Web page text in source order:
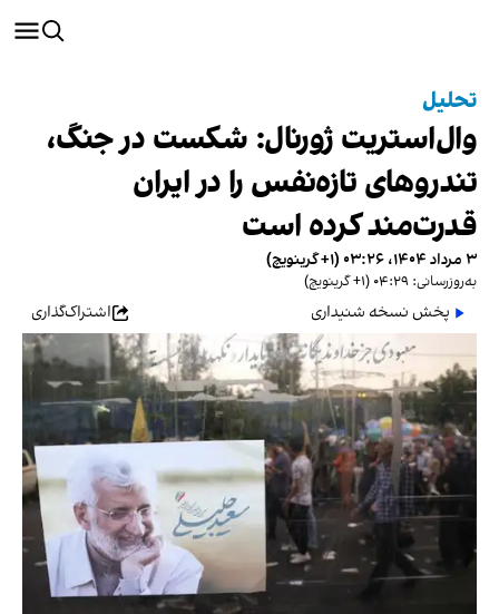
تحلیل
وال‌استریت ژورنال: شکست در جنگ،
تندروهای تازه‌نفس را در ایران
قدرت‌مند کرده است
۳ مرداد ۱۴۰۴، ۰۳:۲۶ (‎+۱ گرینویچ)
به‌روزرسانی: ۰۴:۲۹ (‎+۱ گرینویچ)
پخش نسخه شنیداری اشتراک‌گذاری